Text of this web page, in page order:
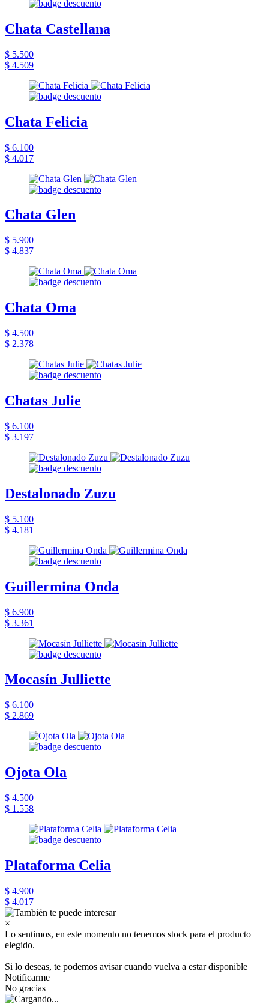
Chata Castellana
$ 5.500
$ 4.509
Chata Felicia
$ 6.100
$ 4.017
Chata Glen
$ 5.900
$ 4.837
Chata Oma
$ 4.500
$ 2.378
Chatas Julie
$ 6.100
$ 3.197
Destalonado Zuzu
$ 5.100
$ 4.181
Guillermina Onda
$ 6.900
$ 3.361
Mocasín Julliette
$ 6.100
$ 2.869
Ojota Ola
$ 4.500
$ 1.558
Plataforma Celia
$ 4.900
$ 4.017
×
Lo sentimos, en este momento no tenemos stock para el producto
elegido.
Si lo deseas, te podemos avisar cuando vuelva a estar disponible
Notificarme
No gracias